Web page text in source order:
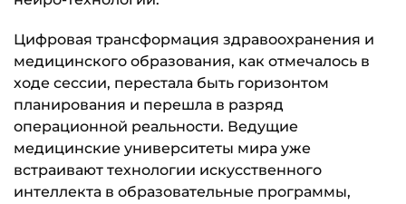
Цифровая трансформация здравоохранения и
медицинского образования, как отмечалось в
ходе сессии, перестала быть горизонтом
планирования и перешла в разряд
операционной реальности. Ведущие
медицинские университеты мира уже
встраивают технологии искусственного
интеллекта в образовательные программы,